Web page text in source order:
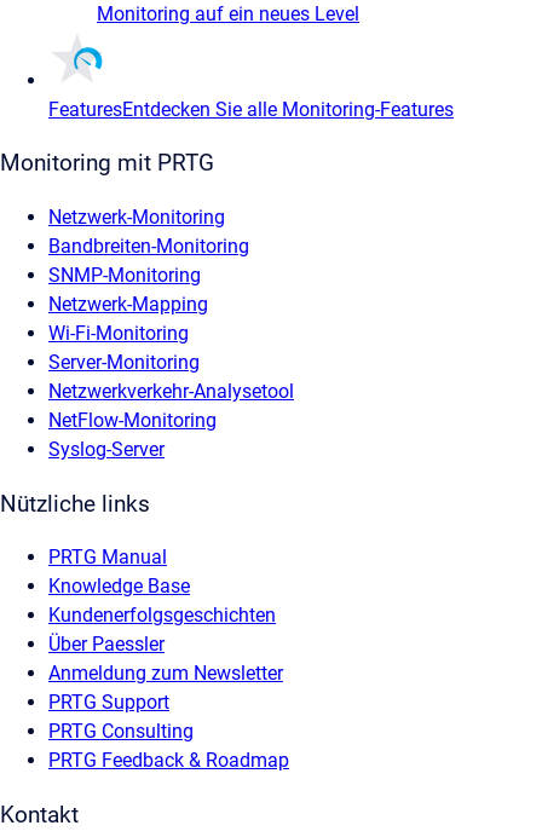
Monitoring auf ein neues Level
FeaturesEntdecken Sie alle Monitoring-Features
Monitoring mit PRTG
Netzwerk-Monitoring
Bandbreiten-Monitoring
SNMP-Monitoring
Netzwerk-Mapping
Wi-Fi-Monitoring
Server-Monitoring
Netzwerkverkehr-Analysetool
NetFlow-Monitoring
Syslog-Server
Nützliche links
PRTG Manual
Knowledge Base
Kundenerfolgsgeschichten
Über Paessler
Anmeldung zum Newsletter
PRTG Support
PRTG Consulting
PRTG Feedback & Roadmap
Kontakt